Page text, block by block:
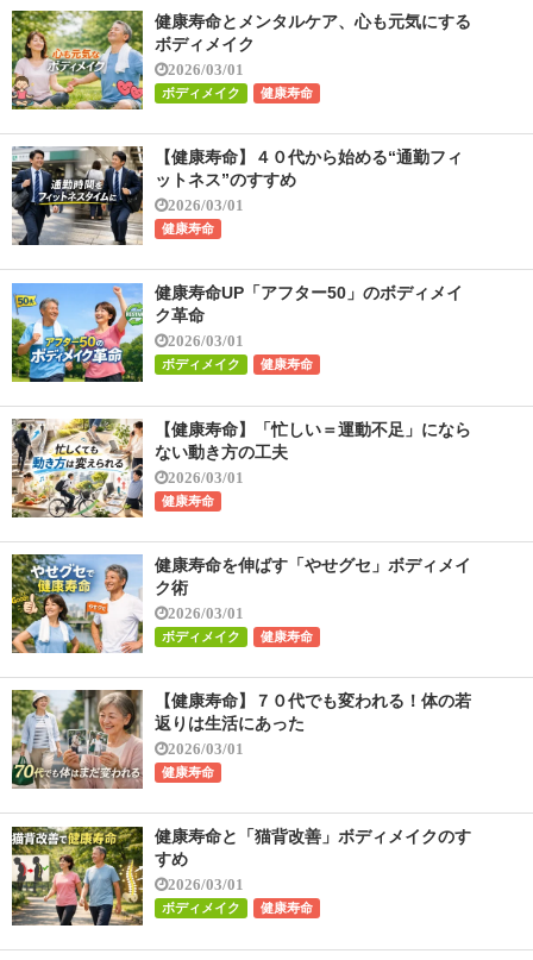
健康寿命とメンタルケア、心も元気にする
ボディメイク
2026/03/01
ボディメイク 健康寿命
【健康寿命】４０代から始める“通勤フィ
ットネス”のすすめ
2026/03/01
健康寿命
健康寿命UP「アフター50」のボディメイ
ク革命
2026/03/01
ボディメイク 健康寿命
【健康寿命】「忙しい＝運動不足」になら
ない動き方の工夫
2026/03/01
健康寿命
健康寿命を伸ばす「やせグセ」ボディメイ
ク術
2026/03/01
ボディメイク 健康寿命
【健康寿命】７０代でも変われる！体の若
返りは生活にあった
2026/03/01
健康寿命
健康寿命と「猫背改善」ボディメイクのす
すめ
2026/03/01
ボディメイク 健康寿命